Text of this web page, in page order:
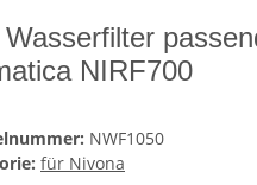
Wasserfilter
NIRF700
NWF1050
für Nivona